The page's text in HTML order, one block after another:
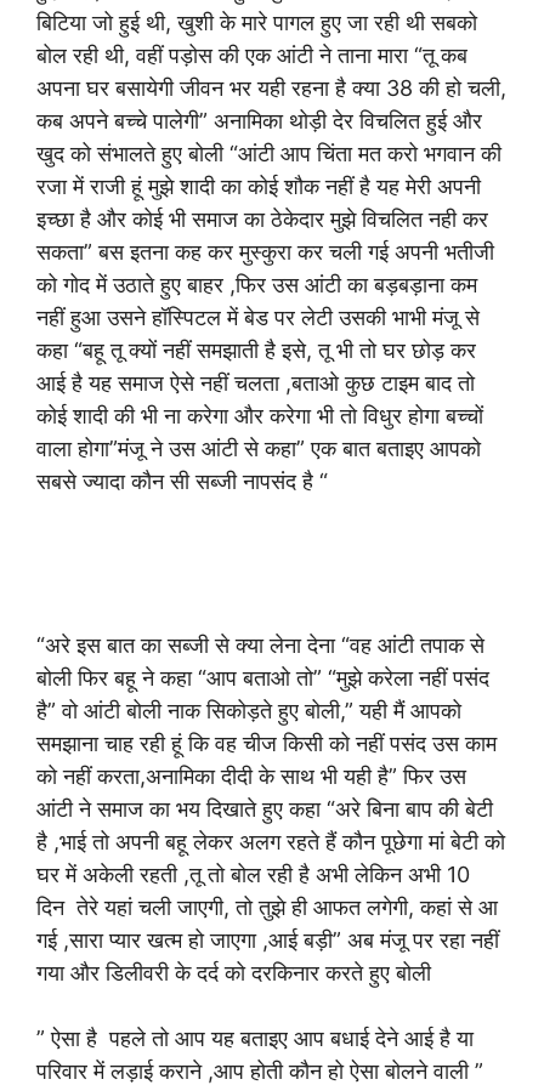
बिटिया जो हुई थी, खुशी के मारे पागल हुए जा रही थी सबको
बोल रही थी, वहीं पड़ोस की एक आंटी ने ताना मारा “तू कब
अपना घर बसायेगी जीवन भर यही रहना है क्या 38 की हो चली,
कब अपने बच्चे पालेगी” अनामिका थोड़ी देर विचलित हुई और
खुद को संभालते हुए बोली “आंटी आप चिंता मत करो भगवान की
रजा में राजी हूं मुझे शादी का कोई शौक नहीं है यह मेरी अपनी
इच्छा है और कोई भी समाज का ठेकेदार मुझे विचलित नही कर
सकता” बस इतना कह कर मुस्कुरा कर चली गई अपनी भतीजी
को गोद में उठाते हुए बाहर ,फिर उस आंटी का बड़बड़ाना कम
नहीं हुआ उसने हॉस्पिटल में बेड पर लेटी उसकी भाभी मंजू से
कहा “बहू तू क्यों नहीं समझाती है इसे, तू भी तो घर छोड़ कर
आई है यह समाज ऐसे नहीं चलता ,बताओ कुछ टाइम बाद तो
कोई शादी की भी ना करेगा और करेगा भी तो विधुर होगा बच्चों
वाला होगा”मंजू ने उस आंटी से कहा” एक बात बताइए आपको
सबसे ज्यादा कौन सी सब्जी नापसंद है “
“अरे इस बात का सब्जी से क्या लेना देना “वह आंटी तपाक से
बोली फिर बहू ने कहा “आप बताओ तो” “मुझे करेला नहीं पसंद
है” वो आंटी बोली नाक सिकोड़ते हुए बोली,” यही मैं आपको
समझाना चाह रही हूं कि वह चीज किसी को नहीं पसंद उस काम
को नहीं करता,अनामिका दीदी के साथ भी यही है” फिर उस
आंटी ने समाज का भय दिखाते हुए कहा “अरे बिना बाप की बेटी
है ,भाई तो अपनी बहू लेकर अलग रहते हैं कौन पूछेगा मां बेटी को
घर में अकेली रहती ,तू तो बोल रही है अभी लेकिन अभी 10
दिन तेरे यहां चली जाएगी, तो तुझे ही आफत लगेगी, कहां से आ
गई ,सारा प्यार खत्म हो जाएगा ,आई बड़ी” अब मंजू पर रहा नहीं
गया और डिलीवरी के दर्द को दरकिनार करते हुए बोली
” ऐसा है पहले तो आप यह बताइए आप बधाई देने आई है या
परिवार में लड़ाई कराने ,आप होती कौन हो ऐसा बोलने वाली ”